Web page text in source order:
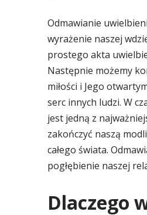
Odmawianie
wyrażenie naszej
prostego akta
Następnie możemy
miłości i Jego
serc innych ludzi. W
jest jedną z
zakończyć naszą
całego świata.
pogłębienie naszej
Dlaczego